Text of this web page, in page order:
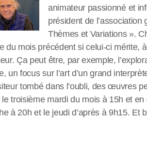
animateur passionné et
président de
Thèmes et Variations ».
du mois précédent si celui-ci mérite,
Ça peut être, par exemple,
un focus sur l’art d’un grand
tombé dans l’oubli, des œuvres
troisième mardi du mois à 15h et
à 20h et le jeudi d’après à 9h15. Et